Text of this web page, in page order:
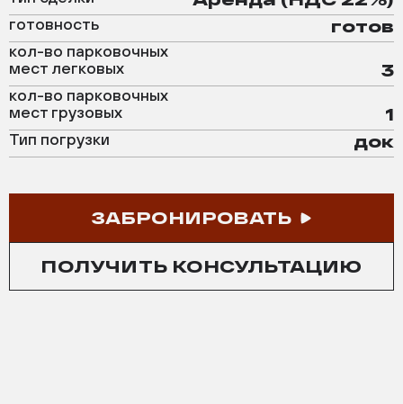
готовность готов
кол-во парковочных
мест легковых
3
кол-во парковочных
мест грузовых
1
Тип погрузки док
ЗАБРОНИРОВАТЬ
ПОЛУЧИТЬ КОНСУЛЬТАЦИЮ